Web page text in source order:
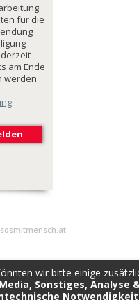
für die
am Ende
werden.
wir bitte einige
Sonstiges, Analyse
Notwendigkeit